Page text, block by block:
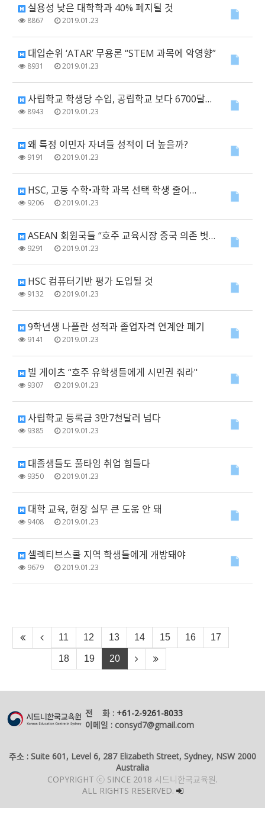
실용성 낮은 대학학과 40% 폐지될 것
8867 2019.01.23
대입순위 ‘ATAR’ 무용론 “STEM 과목에 악영향”
8931 2019.01.23
사립학교 학생당 수입, 공립학교 보다 6700달러 높아
8943 2019.01.23
왜 특정 이민자 자녀들 성적이 더 높을까?
9191 2019.01.23
HSC, 고등 수학•과학 과목 선택 학생 줄어…
9206 2019.01.23
ASEAN 회원국들 “호주 교육시장 중국 의존 벗어나야"
9291 2019.01.23
HSC 컴퓨터기반 평가 도입될 것
9132 2019.01.23
9학년생 나플란 성적과 졸업자격 연계안 폐기
9141 2019.01.23
빌 게이츠 “호주 유학생들에게 시민권 줘라"
9307 2019.01.23
사립학교 등록금 3만7천달러 넘다
9385 2019.01.23
대졸생들도 풀타임 취업 힘들다
9350 2019.01.23
대학 교육, 현장 실무 큰 도움 안 돼
9408 2019.01.23
셀렉티브스쿨 지역 학생들에게 개방돼야
9679 2019.01.23
11 12 13 14 15 16 17
18 19 20
전 화 : +61-2-9261-8033
이메일 : consyd7@gmail.com
주소 : Suite 601, Level 6, 287 Elizabeth Street, Sydney, NSW 2000
Australia
COPYRIGHT ⓒ SINCE 2018 시드니한국교육원.
ALL RIGHTS RESERVED.